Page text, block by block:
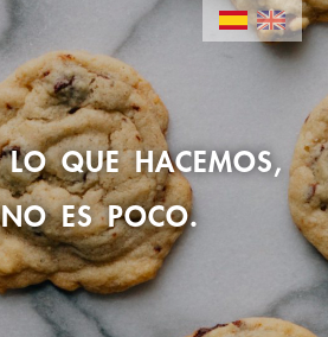
LO QUE HACEMOS,
ES POCO.